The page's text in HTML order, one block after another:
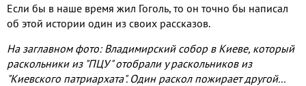
Если бы в наше время жил Гоголь, то он точно бы написал
об этой истории один из своих рассказов.
На заглавном фото: Владимирский собор в Киеве, который
раскольники из "ПЦУ" отобрали у раскольников из
"Киевского патриархата". Один раскол пожирает другой...